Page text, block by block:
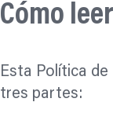
Cómo
Esta Política
tres partes: